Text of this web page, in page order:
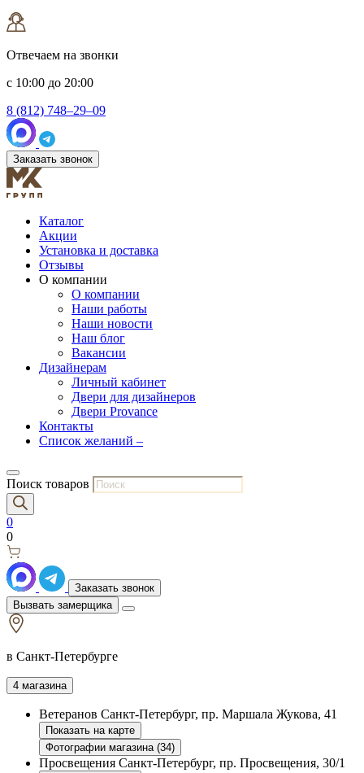
Отвечаем на звонки
с 10:00 до 20:00
8 (812) 748–29–09
Заказать звонок
Каталог
Акции
Установка и доставка
Отзывы
О компании
О компании
Наши работы
Наши новости
Наш блог
Вакансии
Дизайнерам
Личный кабинет
Двери для дизайнеров
Двери Provance
Контакты
Список желаний –
Поиск товаров
0
0
Заказать звонок
Вызвать замерщика
в Санкт-Петербурге
4 магазина
Ветеранов Санкт-Петербург, пр. Маршала Жукова, 41
Показать на карте
Фотографии магазина (34)
Просвещения Санкт-Петербург, пр. Просвещения, 30/1